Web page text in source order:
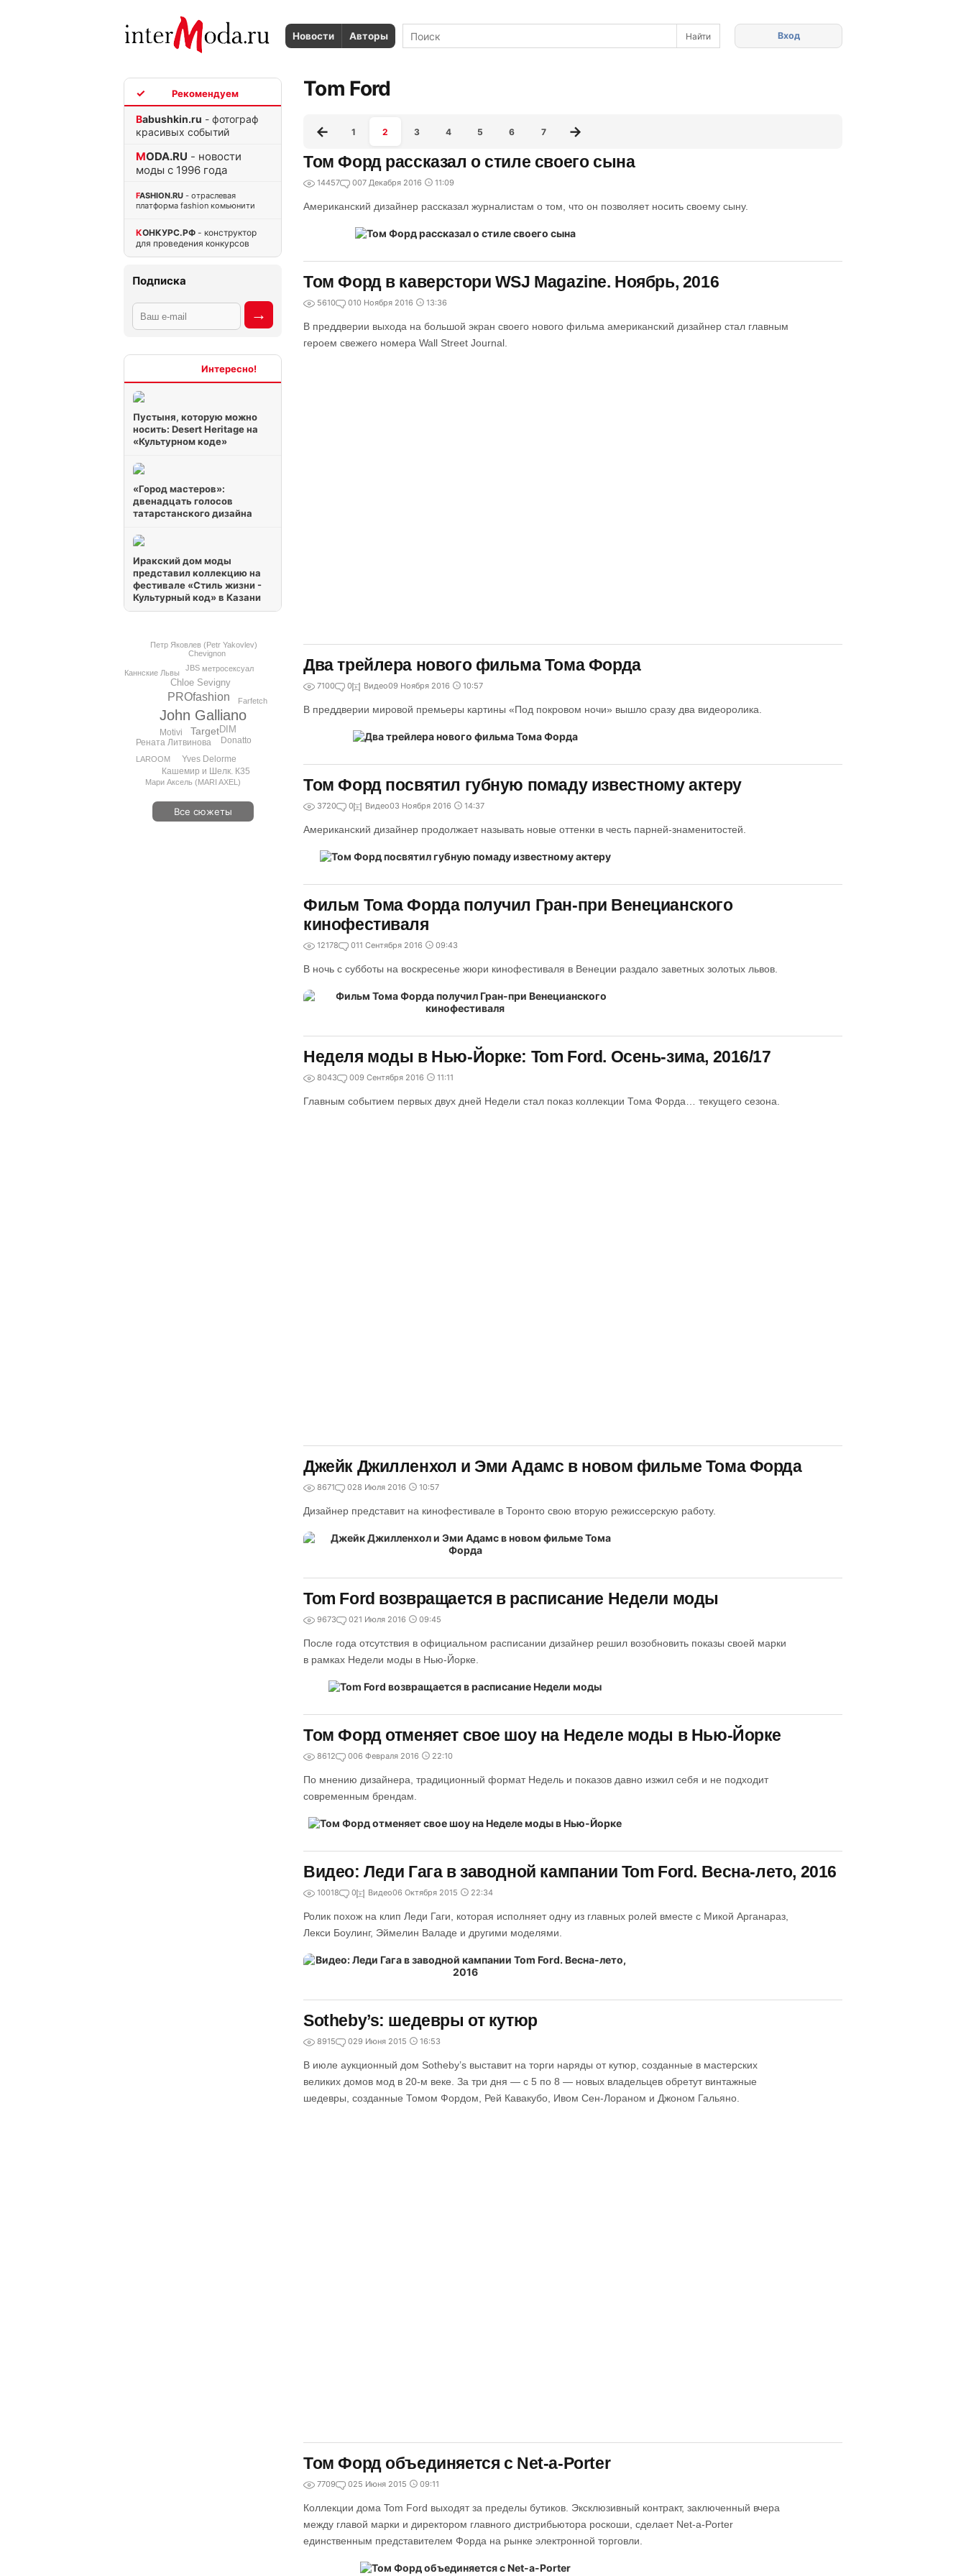
Новости Авторы Вход
Babushkin.ru - фотограф
красивых событий
MODA.RU - новости
моды с 1996 года
FASHION.RU - отраслевая
платформа fashion комьюнити
КОНКУРС.РФ - конструктор
для проведения конкурсов
Подписка
Пустыня, которую можно
носить: Desert Heritage на
«Культурном коде»
«Город мастеров»:
двенадцать голосов
татарстанского дизайна
Иракский дом моды
представил коллекцию на
фестивале «Стиль жизни -
Культурный код» в Казани
John Galliano
PROfashion
Target
Chloe Sevigny
DIM
Motivi
Рената Литвинова
Yves Delorme
Кашемир и Шелк. К35
Donatto
метросексуал
Мари Аксель (MARI AXEL)
Chevignon
Farfetch
JBS
Каннские Львы
LAROOM
Петр Яковлев (Petr Yakovlev)
Все сюжеты
Tom Ford
1 2 3 4 5 6 7
Том Форд рассказал о стиле своего сына
14457 007 Декабря 2016 11:09
Американский дизайнер рассказал журналистам о том, что он позволяет носить своему сыну.
Том Форд в каверстори WSJ Magazine. Ноябрь, 2016
5610 010 Ноября 2016 13:36
В преддверии выхода на большой экран своего нового фильма американский дизайнер стал главным
героем свежего номера Wall Street Journal.
Два трейлера нового фильма Тома Форда
7100 0 Видео09 Ноября 2016 10:57
В преддверии мировой премьеры картины «Под покровом ночи» вышло сразу два видеоролика.
Том Форд посвятил губную помаду известному актеру
3720 0 Видео03 Ноября 2016 14:37
Американский дизайнер продолжает называть новые оттенки в честь парней-знаменитостей.
Фильм Тома Форда получил Гран-при Венецианского
кинофестиваля
12178 011 Сентября 2016 09:43
В ночь с субботы на воскресенье жюри кинофестиваля в Венеции раздало заветных золотых львов.
Неделя моды в Нью-Йорке: Tom Ford. Осень-зима, 2016/17
8043 009 Сентября 2016 11:11
Главным событием первых двух дней Недели стал показ коллекции Тома Форда… текущего сезона.
Джейк Джилленхол и Эми Адамс в новом фильме Тома Форда
8671 028 Июля 2016 10:57
Дизайнер представит на кинофестивале в Торонто свою вторую режиссерскую работу.
Tom Ford возвращается в расписание Недели моды
9673 021 Июля 2016 09:45
После года отсутствия в официальном расписании дизайнер решил возобновить показы своей марки
в рамках Недели моды в Нью-Йорке.
Том Форд отменяет свое шоу на Неделе моды в Нью-Йорке
8612 006 Февраля 2016 22:10
По мнению дизайнера, традиционный формат Недель и показов давно изжил себя и не подходит
современным брендам.
Видео: Леди Гага в заводной кампании Tom Ford. Весна-лето, 2016
10018 0 Видео06 Октября 2015 22:34
Ролик похож на клип Леди Гаги, которая исполняет одну из главных ролей вместе с Микой Арганараз,
Лекси Боулинг, Эймелин Валаде и другими моделями.
Sotheby’s: шедевры от кутюр
8915 029 Июня 2015 16:53
В июле аукционный дом Sotheby’s выставит на торги наряды от кутюр, созданные в мастерских
великих домов мод в 20-м веке. За три дня — с 5 по 8 — новых владельцев обретут винтажные
шедевры, созданные Томом Фордом, Рей Кавакубо, Ивом Сен-Лораном и Джоном Гальяно.
Том Форд объединяется с Net-a-Porter
7709 025 Июня 2015 09:11
Коллекции дома Tom Ford выходят за пределы бутиков. Эксклюзивный контракт, заключенный вчера
между главой марки и директором главного дистрибьютора роскоши, сделает Net-a-Porter
единственным представителем Форда на рынке электронной торговли.